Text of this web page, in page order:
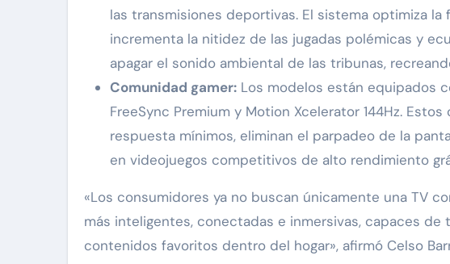
las transmisiones deportivas. El sistema optimiza
incrementa la nitidez de las jugadas polémicas y
apagar el sonido ambiental de las tribunas,
Comunidad gamer: Los modelos están equipados
FreeSync Premium y Motion Xcelerator 144Hz.
respuesta mínimos, eliminan el parpadeo de la
en videojuegos competitivos de alto rendimiento
«Los consumidores ya no buscan únicamente una TV
más inteligentes, conectadas e inmersivas, capaces
contenidos favoritos dentro del hogar», afirmó Celso